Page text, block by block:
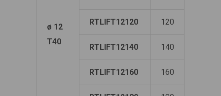
ø 12
T40
RTLIFT12120 120
RTLIFT12140 140
RTLIFT12160 160